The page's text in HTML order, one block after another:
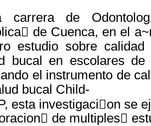
carrera de
de Cuenca, en el
estudio sobre
bucal en escolares
el instrumento de
bucal Child-
esta investigaci￿on se
de multiples￿